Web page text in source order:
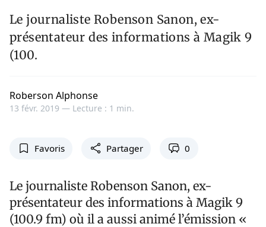
Le journaliste Robenson Sanon, ex-
présentateur des informations à Magik 9
(100.
Roberson Alphonse
13 févr. 2019 — Lecture : 1 min.
Favoris Partager 0
Le journaliste Robenson Sanon, ex-
présentateur des informations à Magik 9
(100.9 fm) où il a aussi animé l’émission «